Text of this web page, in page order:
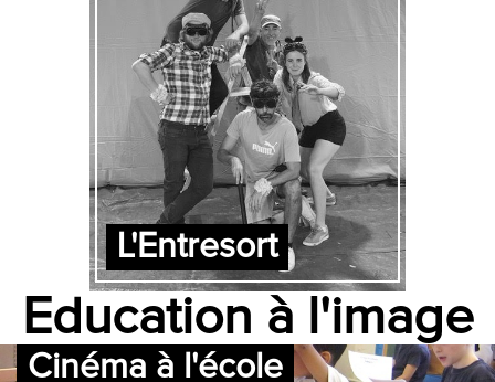
L'Entresort
Education à l'image
Cinéma à l'école